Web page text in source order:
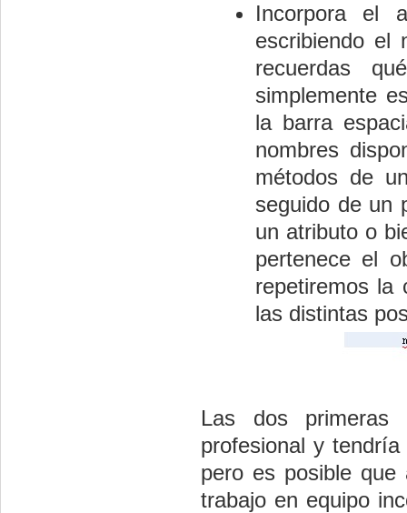
Incorpora el
escribiendo el
recuerdas
simplemente
la barra
nombres
métodos de
seguido de un
un atributo o
pertenece el
repetiremos la
las distintas
Las dos primeras
profesional y
pero es posible que
trabajo en equipo